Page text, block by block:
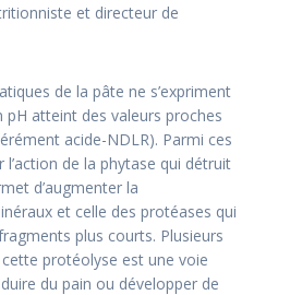
et directeur de
de la pâte ne s’expriment
pH atteint des valeurs proches
acide-NDLR). Parmi ces
de la phytase qui détruit
d’augmenter la
et celle des protéases qui
plus courts. Plusieurs
protéolyse est une voie
du pain ou développer de